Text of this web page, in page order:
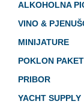
ALKOHOLNA
VINO &
MINIJATURE
POKLON
PRIBOR
YACHT SUPPLY